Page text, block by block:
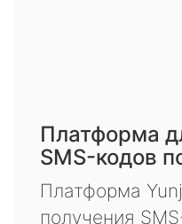
Платформа
SMS-кодов
Платформа
получения